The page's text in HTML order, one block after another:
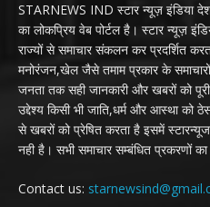
STARNEWS IND स्टार न्यूज़ इंडिया
का लोकप्रिय वेब पोर्टल है। स्टार न्यूज़
राज्यों से समाचार संकलन कर प्रदर्शित
मनोरंजन,खेल जैसे तमाम प्रकार के समाचारों
जनता तक सही जानकारी और खबरों को
उद्देश्य किसी भी जाति,धर्म और आस्था को
से खबरों को प्रेषित करता है इसमें
नही है। सभी समाचार सम्बंधित प्रकरणों का
Contact us: